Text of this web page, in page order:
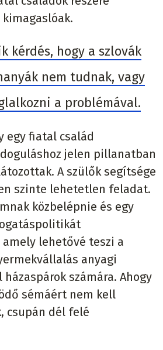
kérdés, hogy a szlovák
nem tudnak, vagy
a problémával.
egy fiatal család
jelen pillanatban
A szülők segítsége
szinte lehetetlen feladat.
közbelépnie és egy
lehetővé teszi a
anyagi
számára. Ahogy
sémáért nem kell
csupán dél felé